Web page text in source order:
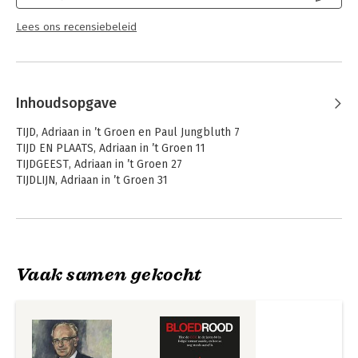
Lees ons recensiebeleid
Inhoudsopgave
TIJD, Adriaan in ’t Groen en Paul Jungbluth 7
TIJD EN PLAATS, Adriaan in ’t Groen 11
TIJDGEEST, Adriaan in ’t Groen 27
TIJDLIJN, Adriaan in ’t Groen 31
Vrijheid van onderwijs 55
TIJD EN NOTITIES 87
Vaak samen gekocht